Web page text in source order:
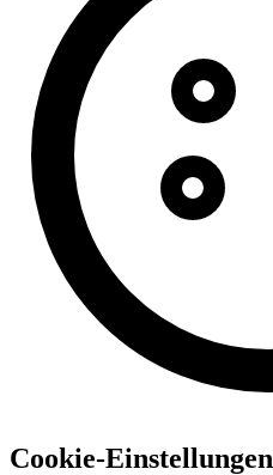
Cookie-Einstellungen